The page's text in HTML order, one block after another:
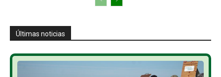
Últimas noticias